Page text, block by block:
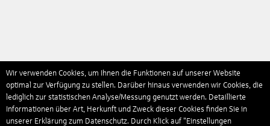
Wir verwenden Cookies, um Ihnen die Funktionen auf unserer Website
optimal zur Verfügung zu stellen. Darüber hinaus verwenden wir Cookies, die
lediglich zur statistischen Analyse/Messung genutzt werden. Detaillierte
Informationen über Art, Herkunft und Zweck dieser Cookies finden Sie in
unserer Erklärung zum Datenschutz. Durch Klick auf "Einstellungen